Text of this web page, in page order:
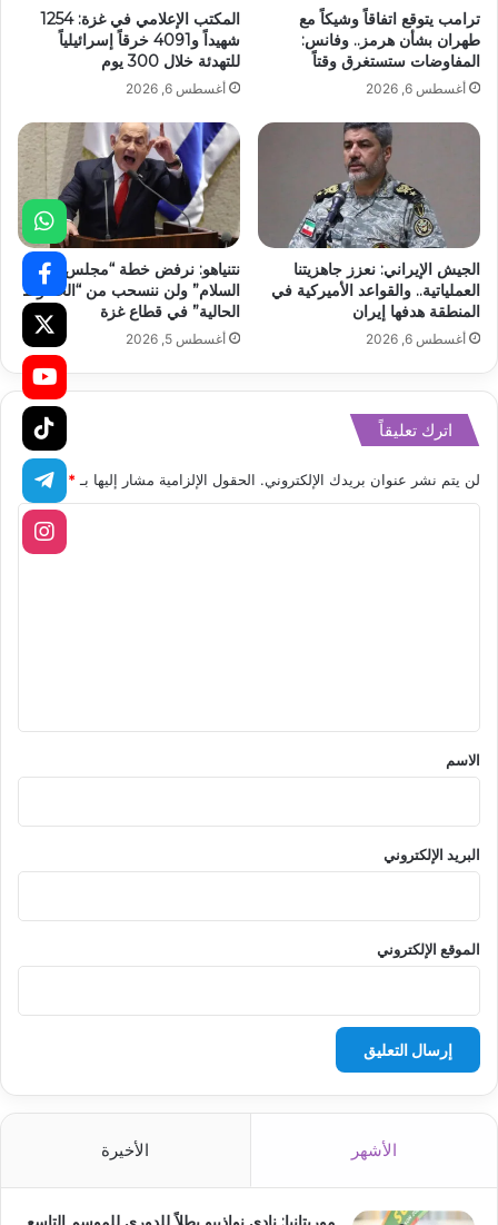
ترامب يتوقع اتفاقاً وشيكاً مع
طهران بشأن هرمز.. وفانس:
المفاوضات ستستغرق وقتاً
أغسطس 6, 2026
المكتب الإعلامي في غزة: 1254
شهيداً و4091 خرقاً إسرائيلياً
للتهدئة خلال 300 يوم
أغسطس 6, 2026
الجيش الإيراني: نعزز جاهزيتنا
العملياتية.. والقواعد الأميركية في
المنطقة هدفها إيران
أغسطس 6, 2026
نتنياهو: نرفض خطة “مجلس
السلام” ولن ننسحب من “الخطوط
الحالية” في قطاع غزة
أغسطس 5, 2026
اترك تعليقاً
لن يتم نشر عنوان بريدك الإلكتروني. الحقول الإلزامية مشار إليها بـ *
*
الاسم
البريد الإلكتروني
الموقع الإلكتروني
الأشهر الأخيرة